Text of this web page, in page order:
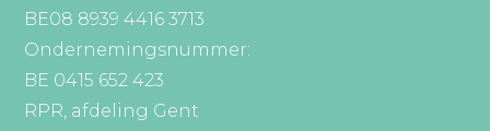
BE08 8939 4416 3713
Ondernemingsnummer:
BE 0415 652 423
RPR, afdeling Gent